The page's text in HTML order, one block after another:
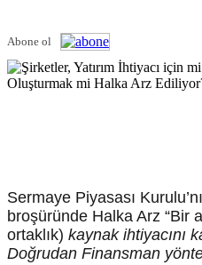
Abone ol
Sermaye Piyasası
broşüründe Halka Arz “Bir
ortaklık) kaynak ihtiyacını
Doğrudan Finansman